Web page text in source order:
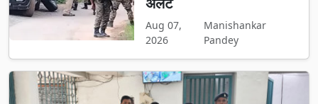
Aug 07,
2026
Manishankar
Pandey